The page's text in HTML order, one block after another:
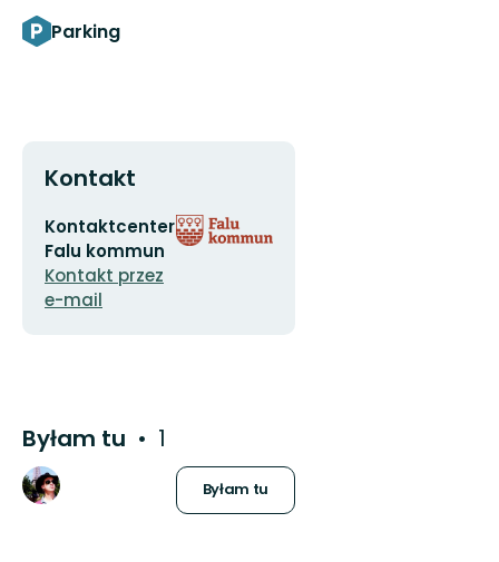
Parking
Kontakt
Adres
e-
mail
Kontaktcenter
Falu kommun
Kontakt przez
e-mail
Logotyp
organizacji
Byłam tu 1
Byłam tu